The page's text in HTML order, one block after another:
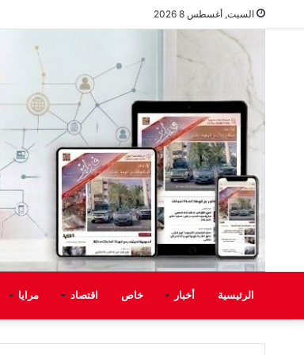
السبت, أغسطس 8 2026
الرئيسية أخبار خاص اقتصاد مرايا